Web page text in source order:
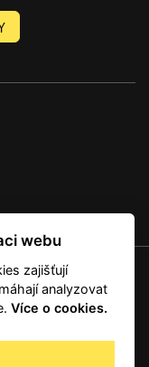
obsahu. |
a předplatitelé
webu
zajišťují
analyzovat
Více o cookies.